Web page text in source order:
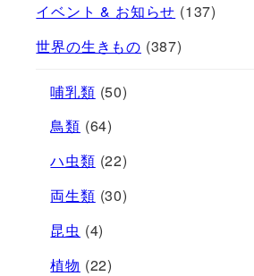
イベント & お知らせ (137)
世界の生きもの (387)
哺乳類 (50)
鳥類 (64)
ハ虫類 (22)
両生類 (30)
昆虫 (4)
植物 (22)